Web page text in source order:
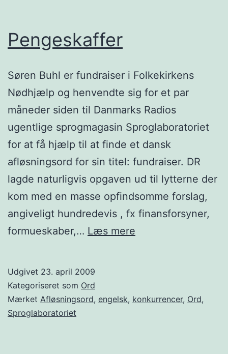
Pengeskaffer
Søren Buhl er fundraiser i Folkekirkens
Nødhjælp og henvendte sig for et par
måneder siden til Danmarks Radios
ugentlige sprogmagasin Sproglaboratoriet
for at få hjælp til at finde et dansk
afløsningsord for sin titel: fundraiser. DR
lagde naturligvis opgaven ud til lytterne der
kom med en masse opfindsomme forslag,
angiveligt hundredevis , fx finansforsyner,
formueskaber,… Læs mere
Udgivet 23. april 2009
Kategoriseret som Ord
Mærket Afløsningsord, engelsk, konkurrencer, Ord,
Sproglaboratoriet